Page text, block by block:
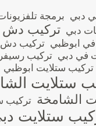
دبي برمجة
دبي تركيب دش
ابوظبي تركيب
في دبي تركيب
تركيب ستلايت ابوظبي
ستلايت
الشامخة تركيب
ستلايت